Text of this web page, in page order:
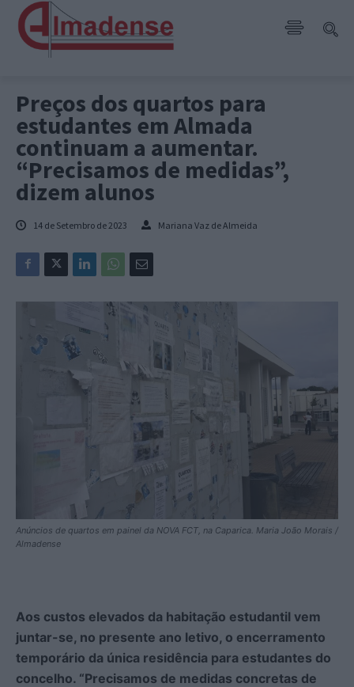
Preços dos quartos para
estudantes em Almada
continuam a aumentar.
“Precisamos de medidas”,
dizem alunos
14 de Setembro de 2023 Mariana Vaz de Almeida
Anúncios de quartos em painel da NOVA FCT, na Caparica. Maria João Morais /
Almadense
Aos custos elevados da habitação estudantil vem
juntar-se, no presente ano letivo, o encerramento
temporário da única residência para estudantes do
concelho. “Precisamos de medidas concretas de